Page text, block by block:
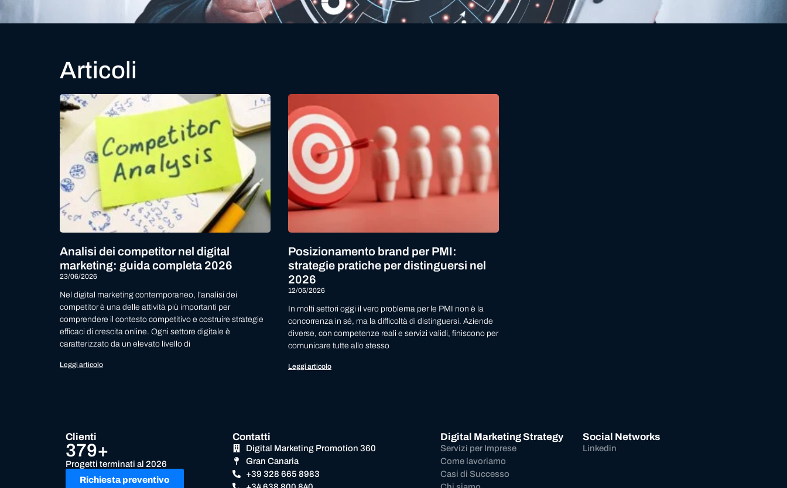
Articoli
Analisi dei competitor nel digital
marketing: guida completa 2026
23/06/2026
Nel digital marketing contemporaneo, l’analisi dei
competitor è una delle attività più importanti per
comprendere il contesto competitivo e costruire strategie
efficaci di crescita online. Ogni settore digitale è
caratterizzato da un elevato livello di
Leggi articolo
Posizionamento brand per PMI:
strategie pratiche per distinguersi nel
2026
12/05/2026
In molti settori oggi il vero problema per le PMI non è la
concorrenza in sé, ma la difficoltà di distinguersi. Aziende
diverse, con competenze reali e servizi validi, finiscono per
comunicare tutte allo stesso
Leggi articolo
Clienti
379+
Progetti terminati al 2026
Richiesta preventivo
Contatti
Digital Marketing Promotion 360
Gran Canaria
+39 328 665 8983
Digital Marketing Strategy
Servizi per Imprese
Come lavoriamo
Casi di Successo
Social Networks
Linkedin